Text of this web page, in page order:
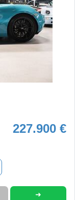
227.900 €
➜